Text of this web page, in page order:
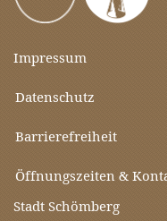
Impressum
Datenschutz
Barrierefreiheit
Öffnungszeiten &
Stadt Schömberg